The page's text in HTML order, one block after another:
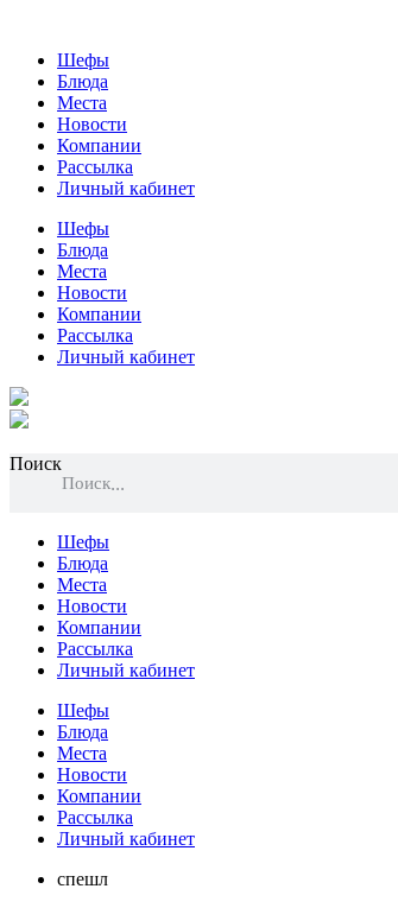
Шефы
Блюда
Места
Новости
Компании
Рассылка
Личный кабинет
Шефы
Блюда
Места
Новости
Компании
Рассылка
Личный кабинет
Поиск
Поиск
Шефы
Блюда
Места
Новости
Компании
Рассылка
Личный кабинет
Шефы
Блюда
Места
Новости
Компании
Рассылка
Личный кабинет
спешл